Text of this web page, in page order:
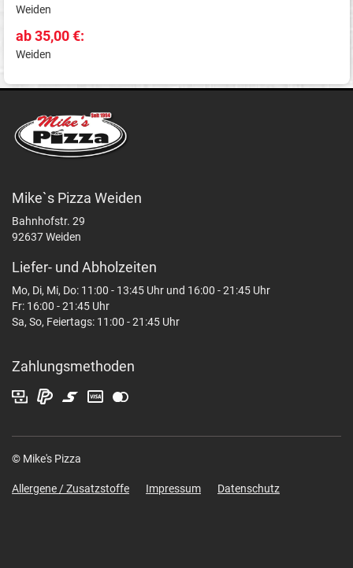
Weiden
ab 35,00 €:
Weiden
Mike`s Pizza Weiden
Bahnhofstr. 29
92637 Weiden
Liefer- und Abholzeiten
Mo, Di, Mi, Do: 11:00 - 13:45 Uhr und 16:00 - 21:45 Uhr
Fr: 16:00 - 21:45 Uhr
Sa, So, Feiertags: 11:00 - 21:45 Uhr
Zahlungsmethoden
© Mike's Pizza
Allergene / Zusatzstoffe Impressum Datenschutz